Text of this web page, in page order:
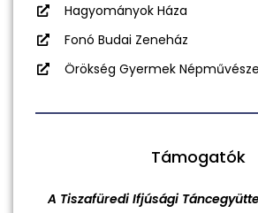
Hagyományok Háza
Fonó Budai Zeneház
Örökség Gyermek
Támogatók
A Tiszafüredi Ifjúsági